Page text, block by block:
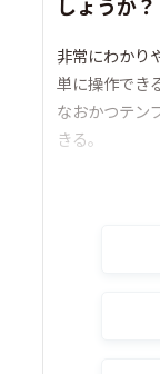
しょうか？
非常にわかり
単に操作でき
なおかつテン
きる。